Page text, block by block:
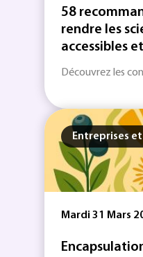
58
rendre les
accessibles
Découvrez les
Entreprises
Mardi 31 Mars